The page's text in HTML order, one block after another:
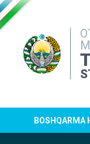
BOSHQARMA